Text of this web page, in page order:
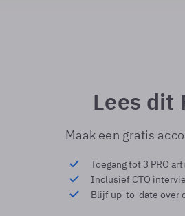
Lees dit
Maak een gratis
Toegang tot 3 PRO
Inclusief CTO
Blijf up-to-date over